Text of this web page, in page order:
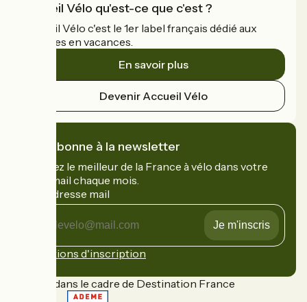
Accueil Vélo qu'est-ce que c'est ?
Accueil Vélo c'est le 1er label français dédié aux
cyclistes en vacances.
En savoir plus
Devenir Accueil Vélo
Je m'abonne à la newsletter
Recevez le meilleur de la France à vélo dans votre
boîte mail chaque mois.
Mon adresse mail
adresse
Conditions d'inscription
Financé dans le cadre de Destination France